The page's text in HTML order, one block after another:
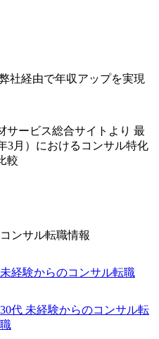
業務面をサポートしつつ、
きます。 ＜QAエンジニア＞
きます。 課題選定から顧客
を一気通貫で支援していた
じて顧客の要望や提案を柔
を回すため、ご自身の提
面的に禁止 ・禁煙サポート
以下いずれかのご経験をお
年以上 ・PMO経験2年以上
のマネジメント経験 ・お客
織課題に対して主体的に業
アジャイル/スクラムへの興
社経由で年収アップを実現
サービス総合サイトより 最
3月）におけるコンサル特化
較
コンサル転職情報
未経験からのコンサル転職
30代 未経験からのコンサル転
職